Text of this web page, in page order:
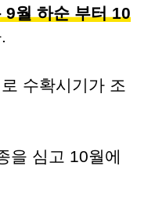
월 하순 부터 10
수확시기가 조
을 심고 10월에